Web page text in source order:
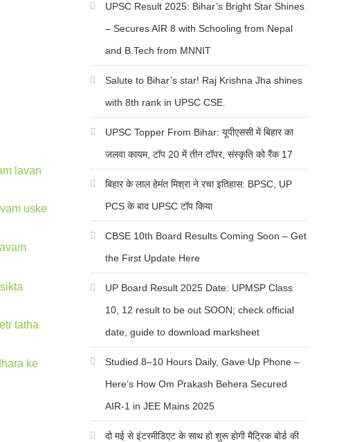
UPSC Result 2025: Bihar’s Bright Star Shines
– Secures AIR 8 with Schooling from Nepal
and B.Tech from MNNIT
Salute to Bihar’s star! Raj Krishna Jha shines
with 8th rank in UPSC CSE.
UPSC Topper From Bihar: यूपीएससी में बिहार का
जलवा कायम, टॉप 20 में तीन टॉपर, संस्कृति को रैंक 17
बिहार के लाल हेमंत मिश्रा ने रचा इतिहास: BPSC, UP
PCS के बाद UPSC टॉप किया
CBSE 10th Board Results Coming Soon – Get
the First Update Here
UP Board Result 2025 Date: UPMSP Class
10, 12 result to be out SOON; check official
date, guide to download marksheet
Studied 8–10 Hours Daily, Gave Up Phone –
Here’s How Om Prakash Behera Secured
AIR-1 in JEE Mains 2025
दो मई से इंटरमीडिएट के साथ हो शुरू होगी मैट्रिक बोर्ड की